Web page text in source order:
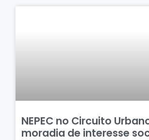
NEPEC no Circuito
moradia de interesse